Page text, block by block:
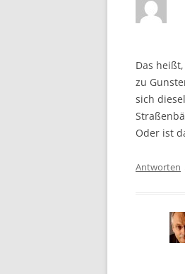
Das
zu
sich
Oder ist
Antworten